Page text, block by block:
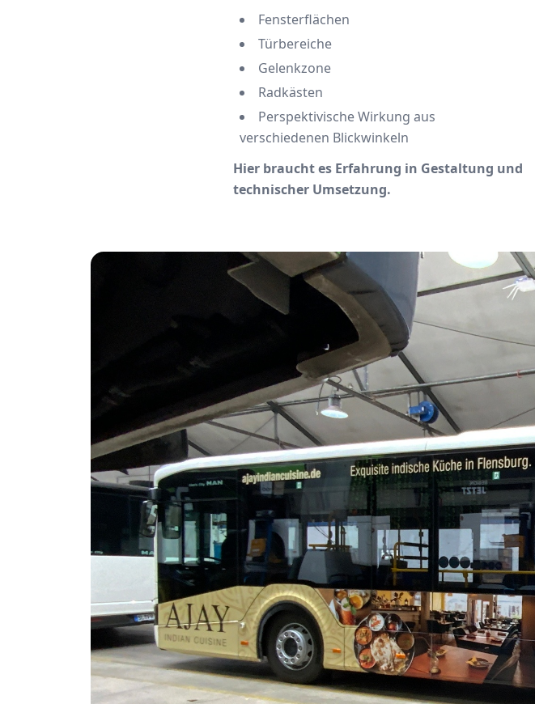
Fensterflächen
Türbereiche
Gelenkzone
Radkästen
Perspektivische Wirkung aus
verschiedenen Blickwinkeln
Hier braucht es Erfahrung in Gestaltung und
technischer Umsetzung.